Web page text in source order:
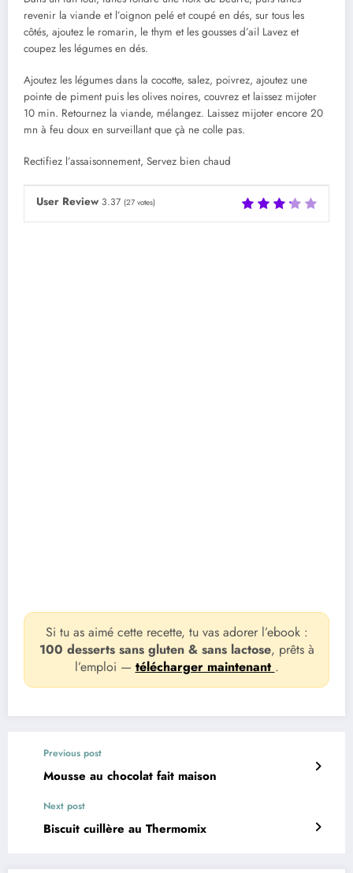
revenir la viande et l’oignon pelé et coupé en dés, sur tous les
côtés, ajoutez le romarin, le thym et les gousses d’ail Lavez et
coupez les légumes en dés.
Ajoutez les légumes dans la cocotte, salez, poivrez, ajoutez une
pointe de piment puis les olives noires, couvrez et laissez mijoter
10 min. Retournez la viande, mélangez. Laissez mijoter encore 20
mn à feu doux en surveillant que çà ne colle pas.
Rectifiez l’assaisonnement, Servez bien chaud
User Review 3.37 (27 votes)
Si tu as aimé cette recette, tu vas adorer l’ebook :
100 desserts sans gluten & sans lactose, prêts à
l’emploi — télécharger maintenant .
Previous post
Mousse au chocolat fait maison
Next post
Biscuit cuillère au Thermomix